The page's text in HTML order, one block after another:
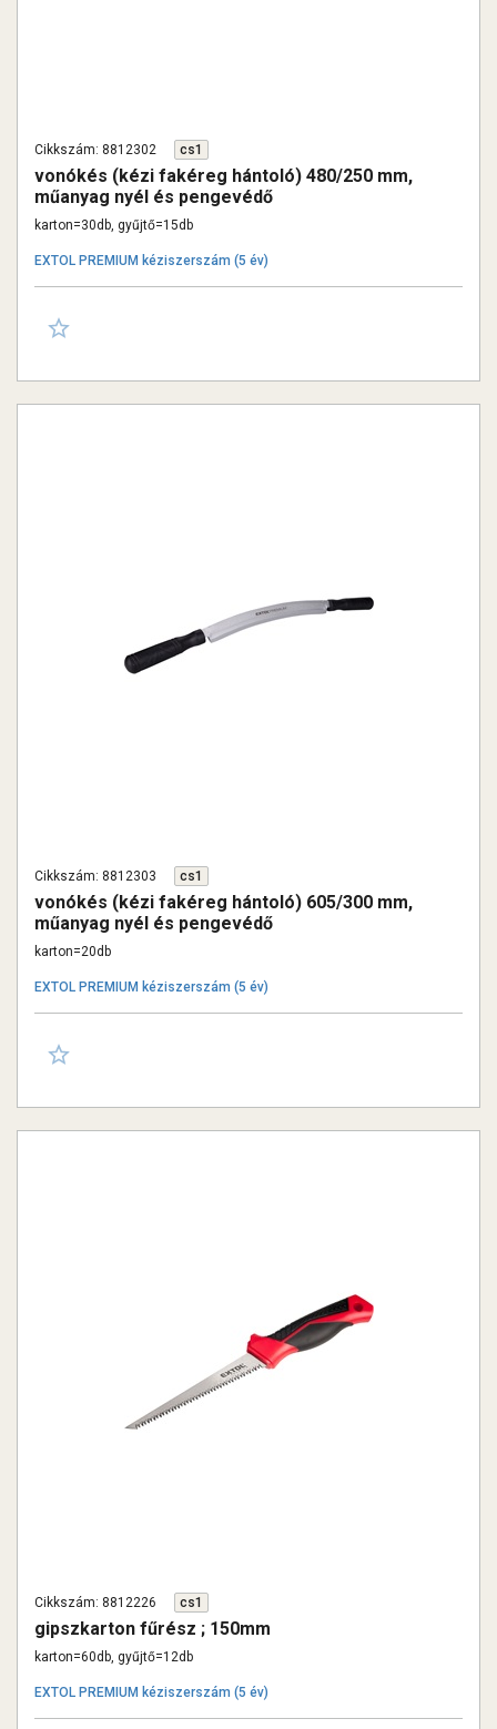
Cikkszám: 8812302 cs1
vonókés (kézi fakéreg hántoló) 480/250 mm,
műanyag nyél és pengevédő
karton=30db, gyűjtő=15db
EXTOL PREMIUM kéziszerszám (5 év)
Cikkszám: 8812303 cs1
vonókés (kézi fakéreg hántoló) 605/300 mm,
műanyag nyél és pengevédő
karton=20db
EXTOL PREMIUM kéziszerszám (5 év)
Cikkszám: 8812226 cs1
gipszkarton fűrész ; 150mm
karton=60db, gyűjtő=12db
EXTOL PREMIUM kéziszerszám (5 év)